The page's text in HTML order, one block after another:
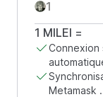
1 MILEI =
Connexion
Metamask